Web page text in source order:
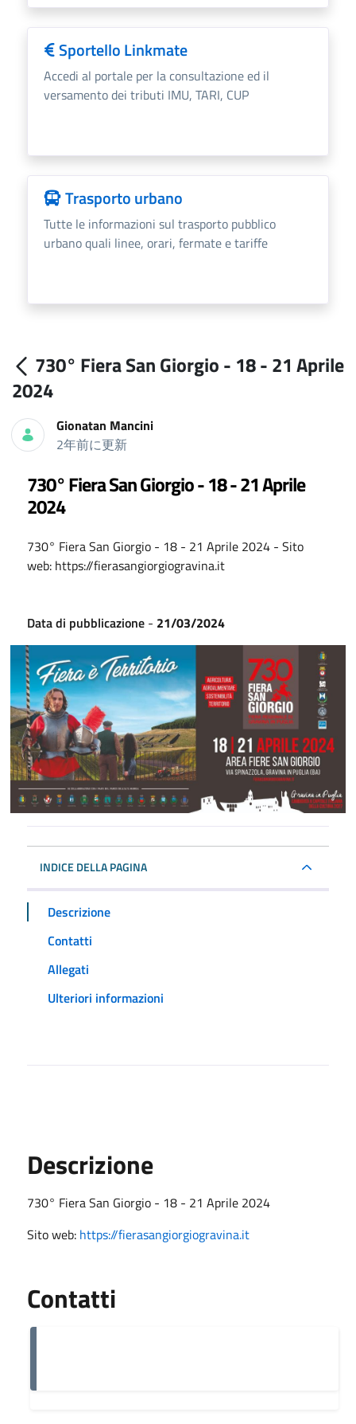
Sportello Linkmate
Accedi al portale per la consultazione ed il
versamento dei tributi IMU, TARI, CUP
Trasporto urbano
Tutte le informazioni sul trasporto pubblico
urbano quali linee, orari, fermate e tariffe
730° Fiera San Giorgio - 18 - 21 Aprile
2024
Gionatan Mancini
2年前に更新
730° Fiera San Giorgio - 18 - 21 Aprile
2024
730° Fiera San Giorgio - 18 - 21 Aprile 2024 - Sito
web: https://fierasangiorgiogravina.it
Data di pubblicazione- 21/03/2024
INDICE DELLA PAGINA
Descrizione
Contatti
Allegati
Ulteriori informazioni
Descrizione
730° Fiera San Giorgio - 18 - 21 Aprile 2024
Sito web: https://fierasangiorgiogravina.it
Contatti